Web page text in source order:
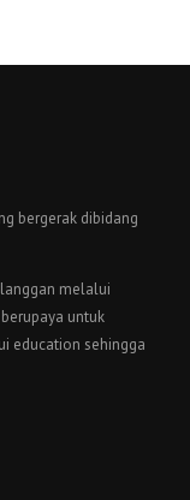
bergerak dibidang
melalui
untuk
education sehingga